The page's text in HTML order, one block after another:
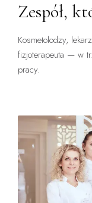
Zespół,
Kosmetolodzy,
fizjoterapeuta — w
pracy.